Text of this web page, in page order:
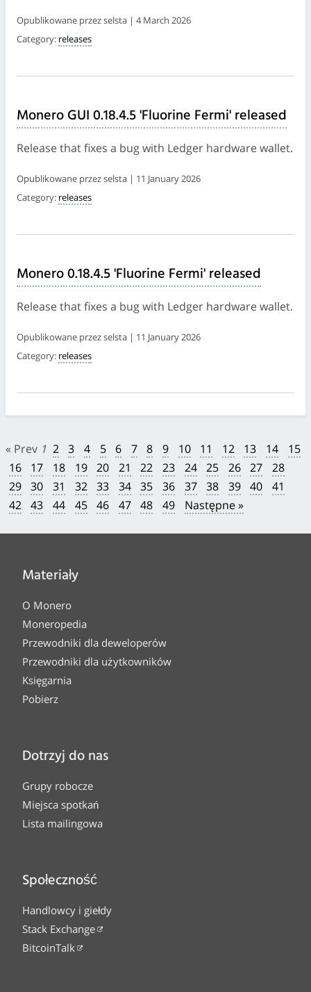
Opublikowane przez selsta | 4 March 2026
Category: releases
Monero GUI 0.18.4.5 'Fluorine Fermi' released
Release that fixes a bug with Ledger hardware wallet.
Opublikowane przez selsta | 11 January 2026
Category: releases
Monero 0.18.4.5 'Fluorine Fermi' released
Release that fixes a bug with Ledger hardware wallet.
Opublikowane przez selsta | 11 January 2026
Category: releases
« Prev 1 2 3 4 5 6 7 8 9 10 11 12 13 14
15
16
17 18 19 20 21 22 23 24 25 26 27
28
29
30 31 32 33 34 35 36 37 38 39 40
41
42
43 44 45 46 47 48 49 Następne »
Materiały
O Monero
Moneropedia
Przewodniki dla deweloperów
Przewodniki dla użytkowników
Księgarnia
Pobierz
Dotrzyj do nas
Grupy robocze
Miejsca spotkań
Lista mailingowa
Społeczność
Handlowcy i giełdy
Stack Exchange
BitcoinTalk